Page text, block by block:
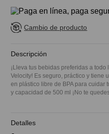
Cambio de producto
Descripción
¡Lleva tus bebidas preferidas a
Velocity! Es seguro, práctico y tiene
en plástico libre de BPA para cuidar
y capacidad de 500 ml ¡No te
Detalles